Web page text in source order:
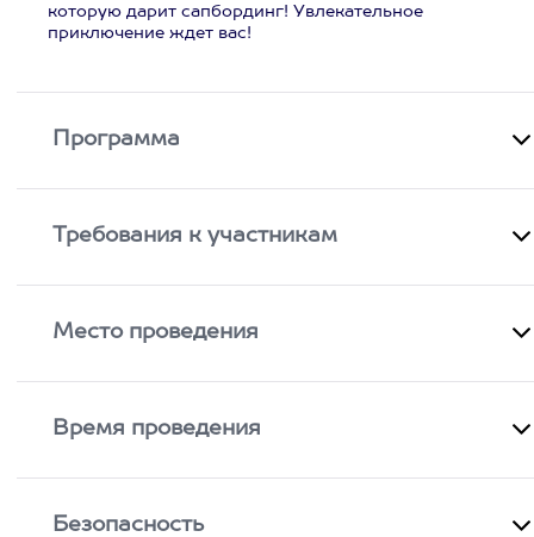
которую дарит сапбординг! Увлекательное
приключение ждет вас!
Программа
Требования к участникам
Место проведения
Время проведения
Безопасность